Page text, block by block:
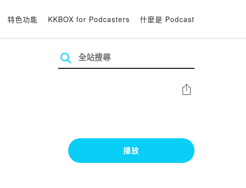
特色功能 KKBOX for Podcasters 什麼是 Podcast
分享
播放